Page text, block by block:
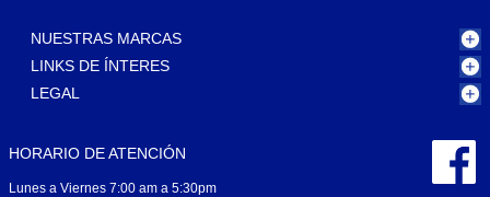
NUESTRAS MARCAS
LINKS DE ÍNTERES
LEGAL
HORARIO DE ATENCIÓN
Lunes a Viernes 7:00 am a 5:30pm